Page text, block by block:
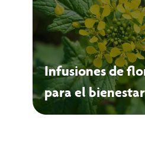
Infusiones de
para el